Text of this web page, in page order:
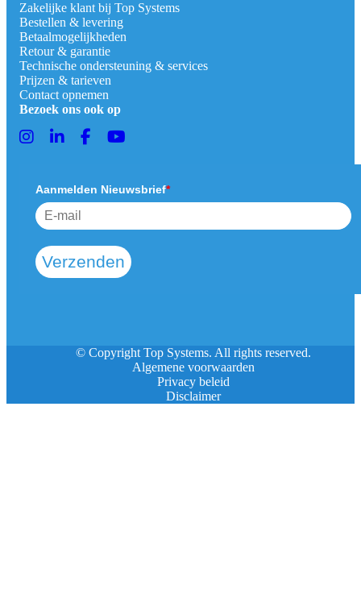
Zakelijke klant bij Top Systems
Bestellen & levering
Betaalmogelijkheden
Retour & garantie
Technische ondersteuning & services
Prijzen & tarieven
Contact opnemen
Bezoek ons ook op
Aanmelden Nieuwsbrief*
Verzenden
© Copyright Top Systems. All rights reserved.
Algemene voorwaarden
Privacy beleid
Disclaimer